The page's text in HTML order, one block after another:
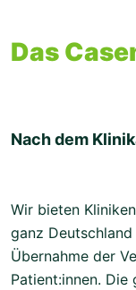
Das
Nach dem
Wir bieten
ganz
Übernahme der
Patient:innen.